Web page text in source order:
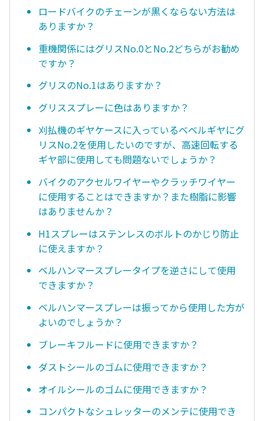
ロードバイクのチェーンが黒くならない方法は
ありますか？
重機関係にはグリスNo.0とNo.2どちらがお勧め
ですか？
グリスのNo.1はありますか？
グリススプレーに色はありますか？
刈払機のギヤケースに入っているベベルギヤにグ
リスNo.2を使用したいのですが、高速回転する
ギヤ部に使用しても問題ないでしょうか？
バイクのアクセルワイヤーやクラッチワイヤー
に使用することはできますか？また樹脂に影響
はありませんか？
H1スプレーはステンレスのボルトのかじり防止
に使えますか？
ベルハンマースプレータイプを逆さにして使用
できますか？
ベルハンマースプレーは振ってから使用した方が
よいのでしょうか？
ブレーキフルードに使用できますか？
ダストシールのゴムに使用できますか？
オイルシールのゴムに使用できますか？
コンパクトなシュレッターのメンテに使用でき